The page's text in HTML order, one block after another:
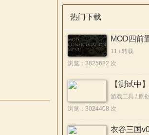
热门下载
11 / 转载
浏览：3825622 次
游戏工具 / 原创
浏览：3024408 次